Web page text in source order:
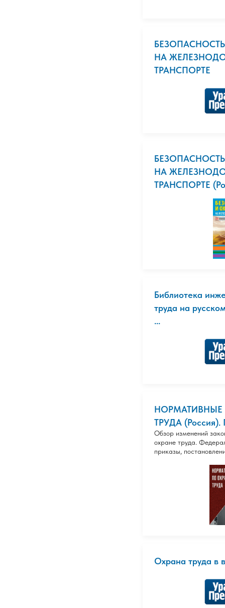
НА
ТРАНСПОРТЕ
НА
ТРАНСПОРТЕ
Библиотека
труда на
...
НОРМАТИВНЫЕ
ТРУДА (Россия).
Обзор изменений
охране труда.
приказы,
Охрана труда в